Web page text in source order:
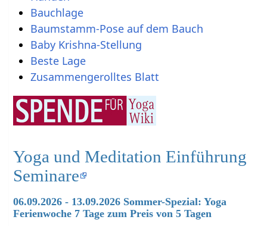
Bauchlage
Baumstamm-Pose auf dem Bauch
Baby Krishna-Stellung
Beste Lage
Zusammengerolltes Blatt
Yoga und Meditation Einführung
Seminare
06.09.2026 - 13.09.2026 Sommer-Spezial: Yoga
Ferienwoche 7 Tage zum Preis von 5 Tagen